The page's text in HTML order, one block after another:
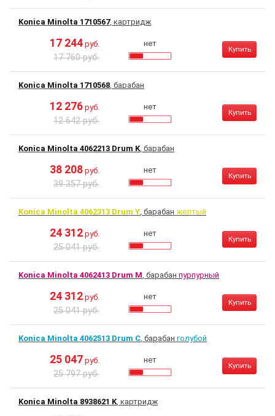
Konica Minolta 1710567, картридж
17 244 руб.
17 760 руб.
нет
Купить
Konica Minolta 1710568, барабан
12 276 руб.
12 642 руб.
нет
Купить
Konica Minolta 4062213 Drum K, барабан
38 208 руб.
39 357 руб.
нет
Купить
Konica Minolta 4062313 Drum Y, барабан желтый
24 312 руб.
25 041 руб.
нет
Купить
Konica Minolta 4062413 Drum M, барабан пурпурный
24 312 руб.
25 041 руб.
нет
Купить
Konica Minolta 4062513 Drum C, барабан голубой
25 047 руб.
25 797 руб.
нет
Купить
Konica Minolta 8938621 K, картридж